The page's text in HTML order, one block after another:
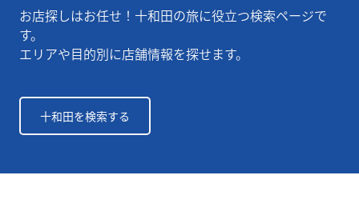
お店探しはお任せ！十和田の旅に役立つ検索ページで
す。
エリアや目的別に店舗情報を探せます。
十和田を検索する